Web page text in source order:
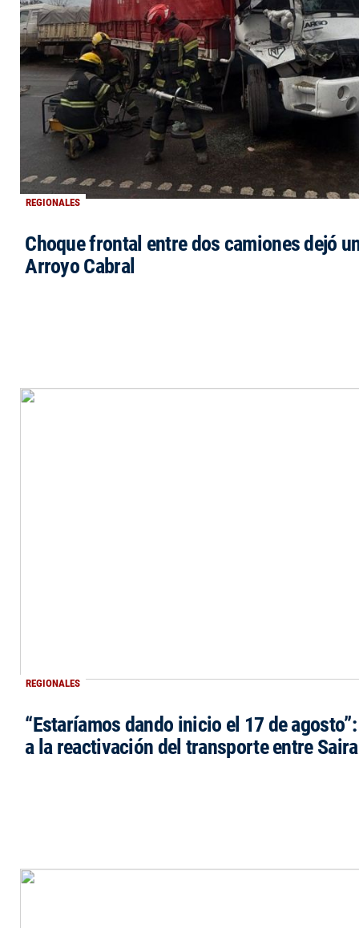
REGIONALES
Choque frontal entre dos camiones dejó
Arroyo Cabral
REGIONALES
“Estaríamos dando inicio el 17 de
a la reactivación del transporte entre